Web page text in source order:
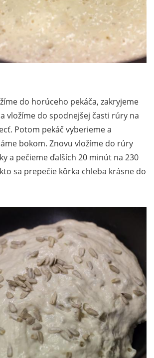
do horúceho pekáča, zakryjeme
vložíme do spodnejšej časti rúry na
Potom pekáč vyberieme a
bokom. Znovu vložíme do rúry
a pečieme ďalších 20 minút na 230
sa prepečie kôrka chleba krásne do